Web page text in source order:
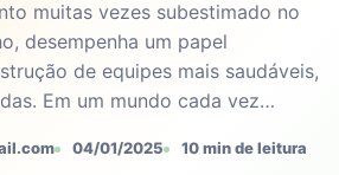
muitas vezes subestimado no
desempenha um papel
de equipes mais saudáveis,
Em um mundo cada vez…
04/01/2025 10 min de leitura